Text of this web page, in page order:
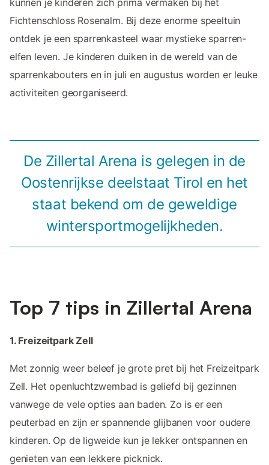
Fichtenschloss Rosenalm. Bij deze enorme speeltuin
ontdek je een sparrenkasteel waar mystieke sparren-
elfen leven. Je kinderen duiken in de wereld van de
sparrenkabouters en in juli en augustus worden er leuke
activiteiten georganiseerd.
De Zillertal Arena is gelegen in de
Oostenrijkse deelstaat Tirol en het
staat bekend om de geweldige
wintersportmogelijkheden.
Top 7 tips in Zillertal Arena
1. Freizeitpark Zell
Met zonnig weer beleef je grote pret bij het Freizeitpark
Zell. Het openluchtzwembad is geliefd bij gezinnen
vanwege de vele opties aan baden. Zo is er een
peuterbad en zijn er spannende glijbanen voor oudere
kinderen. Op de ligweide kun je lekker ontspannen en
genieten van een lekkere picknick.